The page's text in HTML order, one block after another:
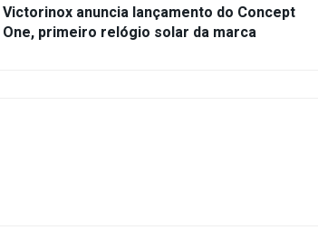
Victorinox anuncia lançamento do Concept
One, primeiro relógio solar da marca